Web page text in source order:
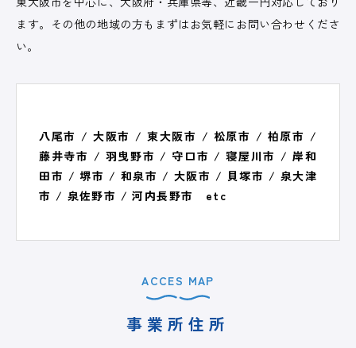
ます。その他の地域の方もまずはお気軽にお問い合わせくださ
い。
八尾市 / 大阪市 / 東大阪市 / 松原市 / 柏原市 /
藤井寺市 / 羽曳野市 / 守口市 / 寝屋川市 / 岸和
田市 / 堺市 / 和泉市 / 大阪市 / 貝塚市 / 泉大津
市 / 泉佐野市 / 河内長野市 etc
ACCES MAP
事業所住所